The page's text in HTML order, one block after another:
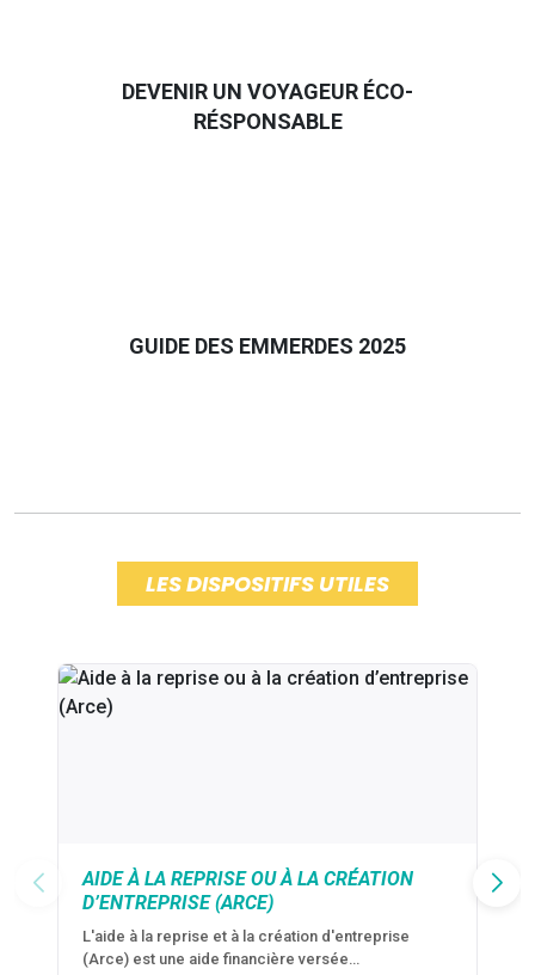
DEVENIR UN VOYAGEUR ÉCO-
RÉSPONSABLE
GUIDE DES EMMERDES 2025
LES DISPOSITIFS UTILES
AIDE À LA REPRISE OU À LA CRÉATION
D’ENTREPRISE (ARCE)
L'aide à la reprise et à la création d'entreprise
(Arce) est une aide financière versée…